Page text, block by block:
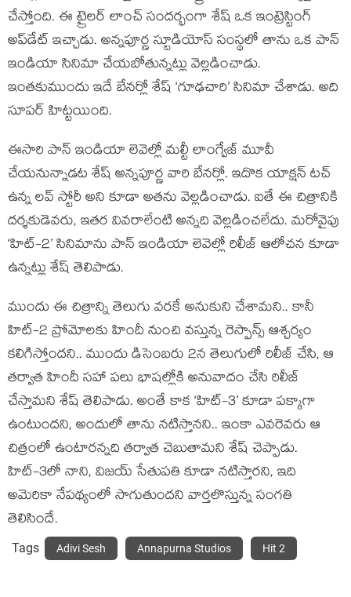
చేస్తోంది. ఈ ట్రైలర్ లాంచ్ సందర్భంగా శేష్ ఒక ఇంట్రెస్టింగ్
అప్‌డేట్ ఇచ్చాడు. అన్నపూర్ణ స్టూడియోస్ సంస్థలో తాను ఒక పాన్
ఇండియా సినిమా చేయబోతున్నట్లు వెల్లడించాడు.
ఇంతకుముందు ఇదే బేనర్లో శేష్ ‘గూఢచారి’ సినిమా చేశాడు. అది
సూపర్ హిట్టయింది.
ఈసారి పాన్ ఇండియా లెవెల్లో మల్టీ లాంగ్వేజ్ మూవీ
చేయనున్నాడట శేష్ అన్నపూర్ణ వారి బేనర్లో. ఇదొక యాక్షన్ టచ్
ఉన్న లవ్ స్టోరీ అని కూడా అతను వెల్లడించాడు. ఐతే ఈ చిత్రానికి
దర్శకుడెవరు, ఇతర వివరాలేంటి అన్నది వెల్లడించలేదు. మరోవైపు
‘హిట్-2’ సినిమాను పాన్ ఇండియా లెవెల్లో రిలీజ్ ఆలోచన కూడా
ఉన్నట్లు శేష్ తెలిపాడు.
ముందు ఈ చిత్రాన్ని తెలుగు వరకే అనుకుని చేశామని.. కానీ
హిట్-2 ప్రోమోలకు హిందీ నుంచి వస్తున్న రెస్పాన్స్ ఆశ్చర్యం
కలిగిస్తోందని.. ముందు డిసెంబరు 2న తెలుగులో రిలీజ్ చేసి, ఆ
తర్వాత హిందీ సహా పలు భాషల్లోకి అనువాదం చేసి రిలీజ్
చేస్తామని శేష్ తెలిపాడు. అంతే కాక ‘హిట్-3’ కూడా పక్కాగా
ఉంటుందని, అందులో తాను నటిస్తానని.. ఇంకా ఎవరెవరు ఆ
చిత్రంలో ఉంటారన్నది తర్వాత చెబుతామని శేష్ చెప్పాడు.
హిట్-3లో నాని, విజయ్ సేతుపతి కూడా నటిస్తారని, ఇది
అమెరికా నేపథ్యంలో సాగుతుందని వార్తలొస్తున్న సంగతి
తెలిసిందే.
Tags Adivi Sesh Annapurna Studios Hit 2